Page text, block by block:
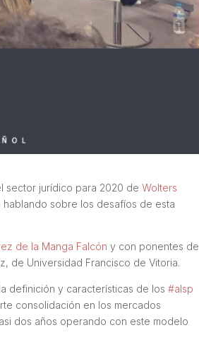
sector jurídico para 2020 deWolters
sobre los desafíos de esta
de la Manga Falcón y con ponentes de
de Universidad Francisco de Vitoria.
definición y características de los#alsp
consolidación en los mercados
dos años operando con este modelo